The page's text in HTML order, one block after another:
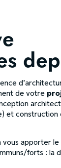
de votre
et
apporter
forts : la